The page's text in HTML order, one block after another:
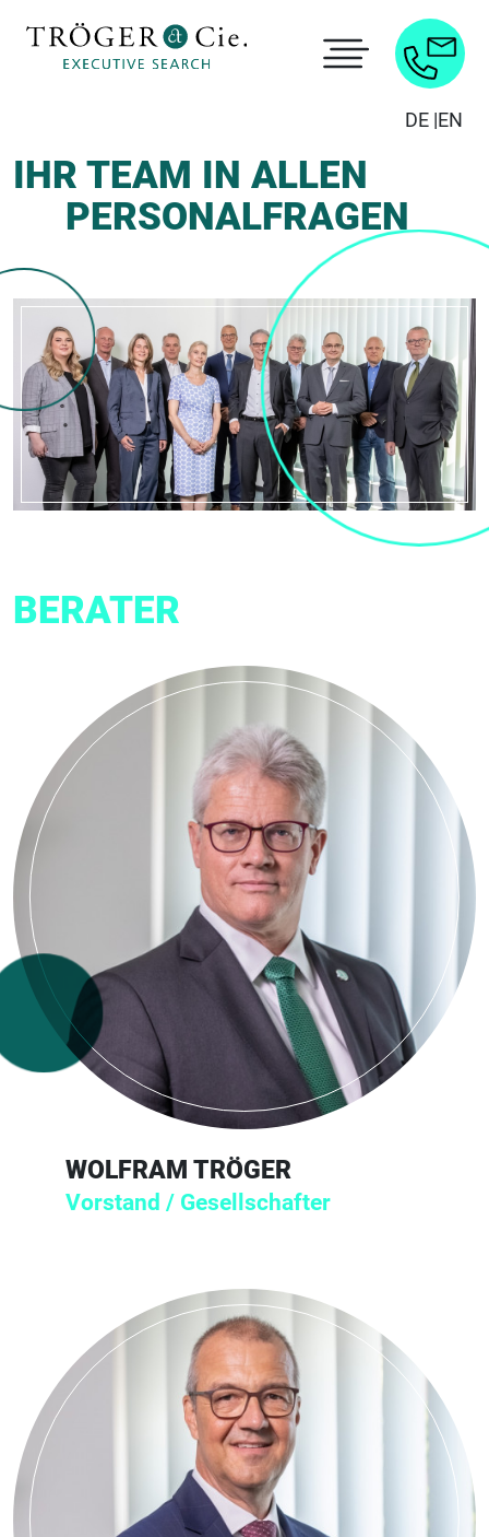
DE |EN
IHR TEAM IN ALLEN
PERSONALFRAGEN
BERATER
WOLFRAM TRÖGER
Vorstand / Gesellschafter